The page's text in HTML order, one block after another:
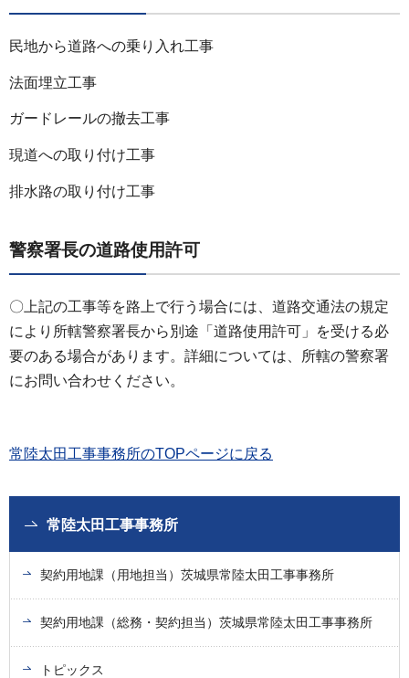
民地から道路への乗り入れ工事
法面埋立工事
ガードレールの撤去工事
現道への取り付け工事
排水路の取り付け工事
警察署長の道路使用許可
〇上記の工事等を路上で行う場合には、道路交通法の規定
により所轄警察署長から別途「道路使用許可」を受ける必
要のある場合があります。詳細については、所轄の警察署
にお問い合わせください。
常陸太田工事事務所のTOPページに戻る
常陸太田工事事務所
契約用地課（用地担当）茨城県常陸太田工事事務所
契約用地課（総務・契約担当）茨城県常陸太田工事事務所
トピックス